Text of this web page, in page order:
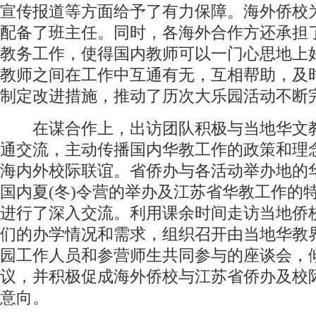
宣传报道等方面给予了有力保障。海外侨校
配备了班主任。同时，各海外合作方还承担
教务工作，使得国内教师可以一门心思地上
教师之间在工作中互通有无，互相帮助，及
制定改进措施，推动了历次大乐园活动不断
在谋合作上，出访团队积极与当地华文
通交流，主动传播国内华教工作的政策和理
海内外校际联谊。省侨办与各活动举办地的
国内夏(冬)令营的举办及江苏省华教工作的
进行了深入交流。利用课余时间走访当地侨
们的办学情况和需求，组织召开由当地华教
园工作人员和参营师生共同参与的座谈会，
议，并积极促成海外侨校与江苏省侨办及校
意向。